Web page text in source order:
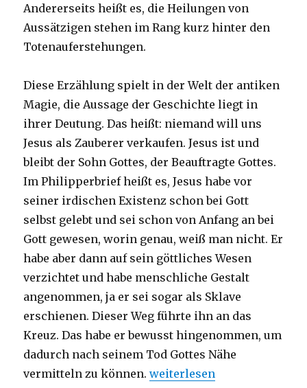
Andererseits heißt es, die Heilungen von
Aussätzigen stehen im Rang kurz hinter den
Totenauferstehungen.
Diese Erzählung spielt in der Welt der antiken
Magie, die Aussage der Geschichte liegt in
ihrer Deutung. Das heißt: niemand will uns
Jesus als Zauberer verkaufen. Jesus ist und
bleibt der Sohn Gottes, der Beauftragte Gottes.
Im Philipperbrief heißt es, Jesus habe vor
seiner irdischen Existenz schon bei Gott
selbst gelebt und sei schon von Anfang an bei
Gott gewesen, worin genau, weiß man nicht. Er
habe aber dann auf sein göttliches Wesen
verzichtet und habe menschliche Gestalt
angenommen, ja er sei sogar als Sklave
erschienen. Dieser Weg führte ihn an das
Kreuz. Das habe er bewusst hingenommen, um
dadurch nach seinem Tod Gottes Nähe
vermitteln zu können.„Predigt über Lukas 17, 11
weiterlesen